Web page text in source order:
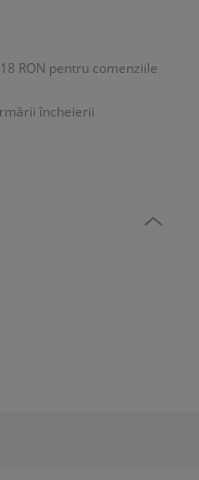
RON pentru comenziile
încheierii